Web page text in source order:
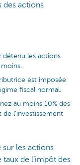
des actions
détenu les actions
est imposée
fiscal normal.
au moins 10% des
de l'investissement
sur les actions
de l’impôt des